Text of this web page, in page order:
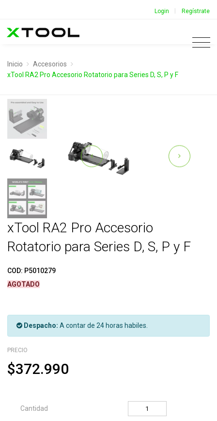
Login | Regístrate
Inicio
Accesorios
xTool RA2 Pro Accesorio Rotatorio para Series D, S, P y F
xTool RA2 Pro Accesorio
Rotatorio para Series D, S, P y F
COD: P5010279
AGOTADO
Despacho: A contar de 24 horas habiles.
PRECIO
$372.990
Cantidad